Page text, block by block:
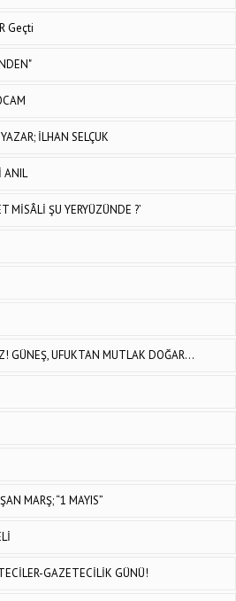
Geçti
İLHAN SELÇUK
ANIL
MİSÂLİ ŞU YERYÜZÜNDE ?’
GÜNEŞ, UFUKTAN MUTLAK DOĞAR…
MARŞ; “1 MAYIS”
GAZETECİLİK GÜNÜ!